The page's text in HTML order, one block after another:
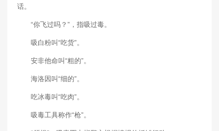
话。
“你飞过吗？”，指吸过毒。
吸白粉叫“吃货”。
安非他命叫“粗的”。
海洛因叫“细的”。
吃冰毒叫“吃肉”。
吸毒工具称作“枪”。